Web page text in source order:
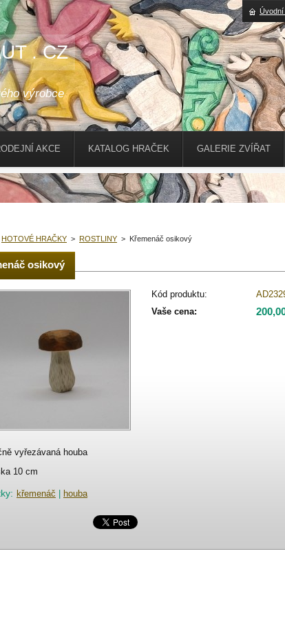
. CZ
výrobce
HOTOVÉ HRAČKY > ROSTLINY > Křemenáč osikový
osikový
Kód produktu:
Vaše cena:
vyřezávaná houba
10 cm
: křemenáč houba
AKCE KATALOG HRAČEK GALERIE ZVÍŘAT